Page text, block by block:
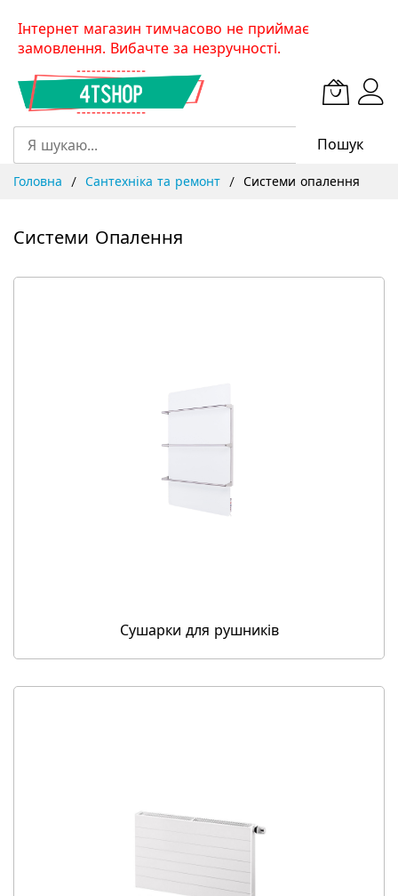
SkipІнтернет магазин тимчасово не приймає
замовлення. Вибачте за незручності.
Пошук
Головна Сантехніка та ремонт Системи опалення
Системи Опалення
Сушарки для рушників